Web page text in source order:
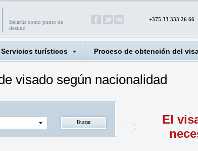
Belarús como punto de
destino
+375 33 333 26 66
Servicios turísticos Proceso de obtención del
visado según nacionalidad
El